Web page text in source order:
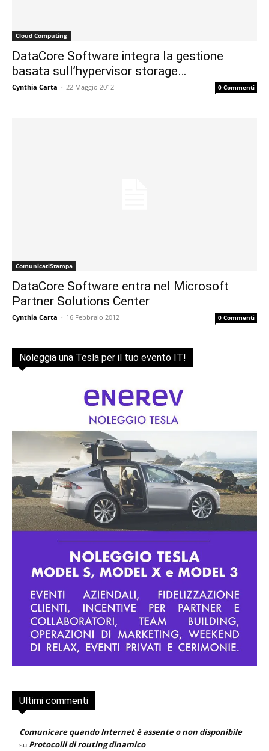
Cloud Computing
DataCore Software integra la gestione
basata sull’hypervisor storage…
Cynthia Carta - 22 Maggio 2012 0 Commenti
ComunicatiStampa
DataCore Software entra nel Microsoft
Partner Solutions Center
Cynthia Carta - 16 Febbraio 2012 0 Commenti
Noleggia una Tesla per il tuo evento IT!
Ultimi commenti
Comunicare quando Internet è assente o non disponibile
su Protocolli di routing dinamico